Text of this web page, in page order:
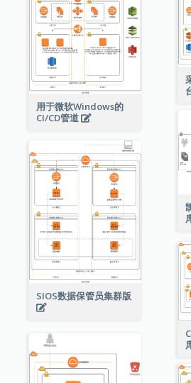
用于微软Windows的
CI/CD管道
SIOS数据保管员集群版